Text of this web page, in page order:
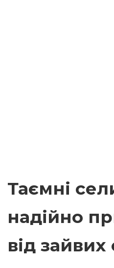
Таємні
надійно
від зайвих